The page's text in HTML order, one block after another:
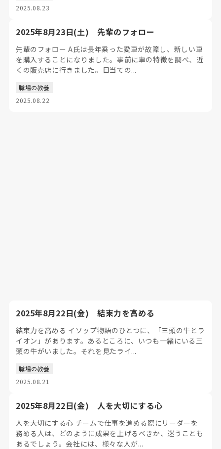
2025.08.23
2025年8月23日(土) 先輩のフォロー
先輩のフォロー A氏は長年乗った愛車が故障し、新しい車
を購入することになりました。事前に車の特徴を調べ、近
くの販売店に行きました。目当ての...
職場の教養
2025.08.22
2025年8月22日(金) 結束力を高める
結束力を高める イソップ物語のひとつに、「三頭の牛とラ
イオン」があります。あるところに、いつも一緒にいる三
頭の牛がいました。それを見たライ...
職場の教養
2025.08.21
2025年8月22日(金) 人を大切にする心
人を大切にする心 チームで仕事を進める際にリーダーを
務める人は、どのように成果を上げるべきか、迷うことも
あるでしょう。会社には、様々な人が...